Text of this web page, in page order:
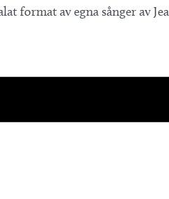
format av egna sånger av